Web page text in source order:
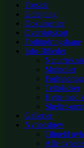
Forside
Udlejning
Dokumenter
Oversigtskort
Forhindringsbane
Info-Billeder
Natur/
Multtoilet
Teltpladser
Hytte med
Shelter-
Gallerier
Nyhedsbrev
Tilmeld
Alle